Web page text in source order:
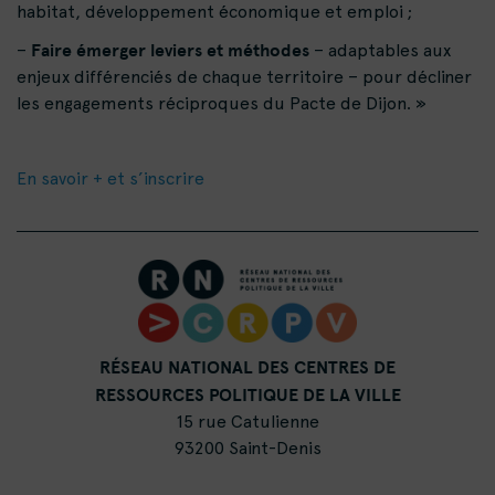
habitat, développement économique et emploi ;
– Faire émerger leviers et méthodes – adaptables aux
enjeux différenciés de chaque territoire – pour décliner
les engagements réciproques du Pacte de Dijon. »
En savoir + et s’inscrire
RÉSEAU NATIONAL DES CENTRES DE
RESSOURCES POLITIQUE DE LA VILLE
15 rue Catulienne
93200 Saint-Denis